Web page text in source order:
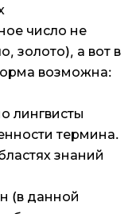
число не
золото), а вот в
возможна:
лингвисты
термина.
знаний
(в данной